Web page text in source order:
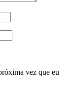
vez que eu